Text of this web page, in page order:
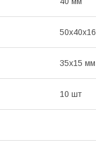
35х15 мм
10 шт